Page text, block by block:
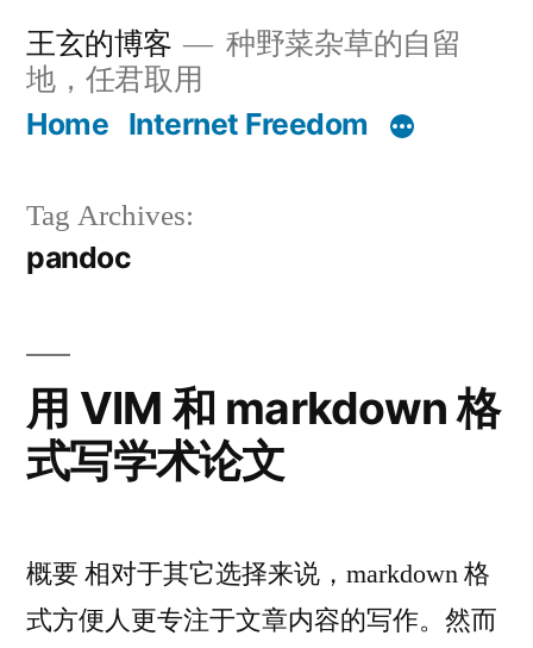
Skip
content
王玄的博客
种野菜杂草的自留
地，任君取用
Home Internet Freedom
Tag Archives:
pandoc
用 VIM 和 markdown 格
式写学术论文
概要 相对于其它选择来说，markdown 格
式方便人更专注于文章内容的写作。然而